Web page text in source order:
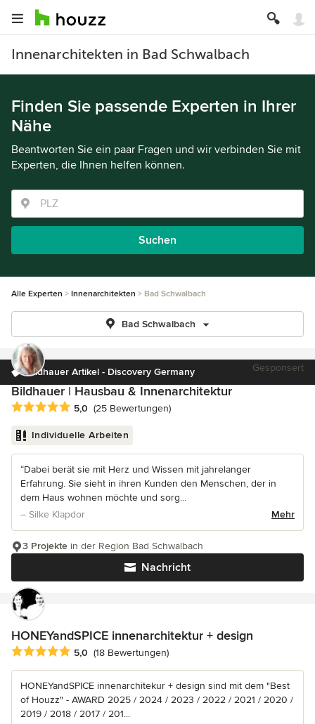
Innenarchitekten in Bad Schwalbach
Finden Sie passende Experten in Ihrer
Nähe
Beantworten Sie ein paar Fragen und wir verbinden Sie mit
Experten, die Ihnen helfen können.
Suchen
Alle Experten Innenarchitekten Bad Schwalbach
Bad Schwalbach
Bildhauer Artikel - Discovery Germany Gesponsert
Bildhauer | Hausbau & Innenarchitektur
Durchschnittliche Bewertung: 5 von 5 Sternen
5,0 (25 Bewertungen)
Individuelle Arbeiten
“Dabei berät sie mit Herz und Wissen mit jahrelanger
Erfahrung. Sie sieht in ihren Kunden den Menschen, der in
dem Haus wohnen möchte und sorg...
– Silke Klapdor
Mehr
Nachricht
3 Projekte in der Region Bad Schwalbach
HONEYandSPICE innenarchitektur + design
Durchschnittliche Bewertung: 5 von 5 Sternen
5,0 (18 Bewertungen)
HONEYandSPICE innenarchitekur + design sind mit dem "Best
of Houzz" - AWARD 2025 / 2024 / 2023 / 2022 / 2021 / 2020 /
2019 / 2018 / 2017 / 201...